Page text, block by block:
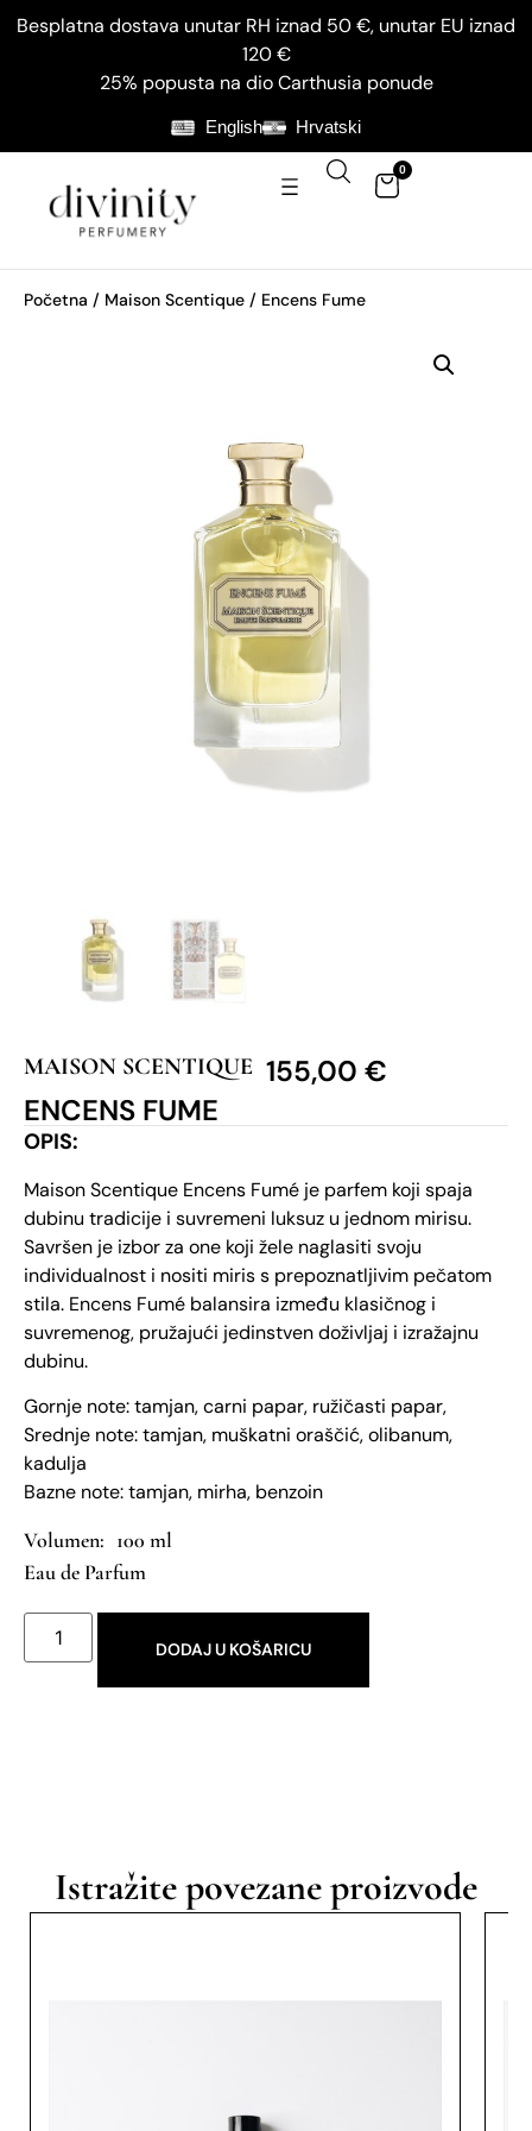
Besplatna dostava unutar RH iznad 50 €, unutar EU iznad
120 €
25% popusta na dio Carthusia ponude
English Hrvatski
0
Početna / Maison Scentique / Encens Fume
MAISON SCENTIQUE
ENCENS FUME
155,00 €
OPIS:
Maison Scentique Encens Fumé je parfem koji spaja
dubinu tradicije i suvremeni luksuz u jednom mirisu.
Savršen je izbor za one koji žele naglasiti svoju
individualnost i nositi miris s prepoznatljivim pečatom
stila. Encens Fumé balansira između klasičnog i
suvremenog, pružajući jedinstven doživljaj i izražajnu
dubinu.
Gornje note: tamjan, carni papar, ružičasti papar,
Srednje note: tamjan, muškatni oraščić, olibanum,
kadulja
Bazne note: tamjan, mirha, benzoin
100 ml
Eau de Parfum
DODAJ U KOŠARICU
Istražite povezane proizvode